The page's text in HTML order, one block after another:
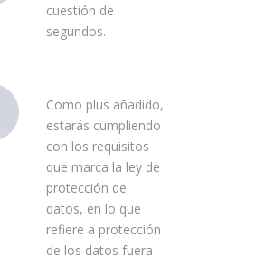
cuestión de
segundos.
Como plus añadido,
estarás cumpliendo
con los requisitos
que marca la ley de
protección de
datos, en lo que
refiere a protección
de los datos fuera